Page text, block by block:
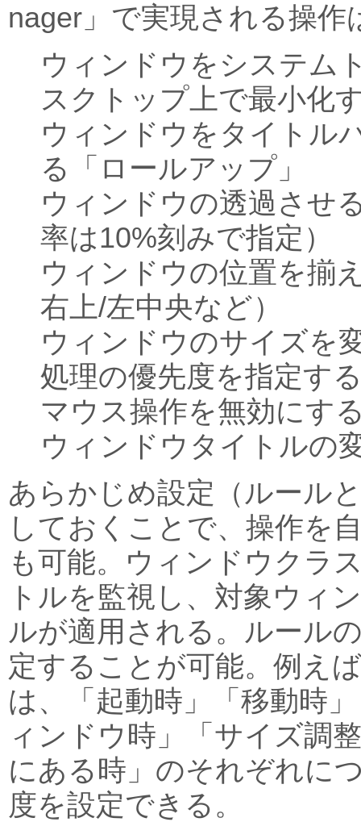
nager」で実現される操作
ウィンドウをシステム
スクトップ上で最小化
ウィンドウをタイトル
る「ロールアップ」
ウィンドウの透過させ
率は10%刻みで指定）
ウィンドウの位置を揃
右上/左中央など）
ウィンドウのサイズを
処理の優先度を指定す
マウス操作を無効にす
ウィンドウタイトルの
あらかじめ設定（ルール
しておくことで、操作を
も可能。ウィンドウクラ
トルを監視し、対象ウィ
ルが適用される。ルール
定することが可能。例え
は、「起動時」「移動時
ィンドウ時」「サイズ調
にある時」のそれぞれに
度を設定できる。